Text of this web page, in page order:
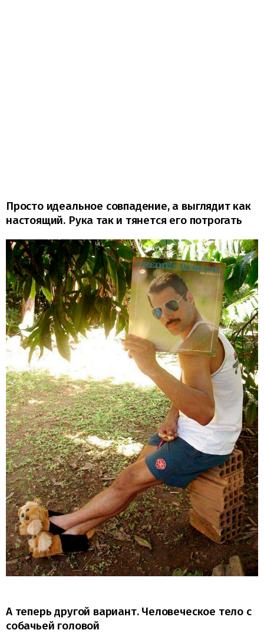
Просто идеальное совпадение, а выглядит как
настоящий. Рука так и тянется его потрогать
А теперь другой вариант. Человеческое тело с
собачьей головой